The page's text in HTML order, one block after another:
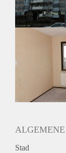
Huurtermijn
Onbepaalde
Oplevering
Stad